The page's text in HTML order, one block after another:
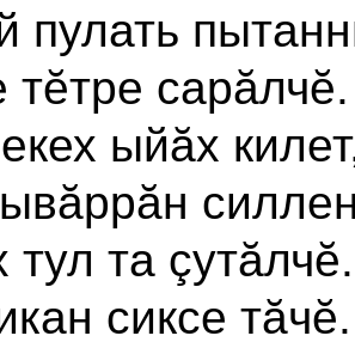
пулать
тĕтре сарăлчĕ.
ыйăх
тул та çутăлчĕ.
сиксе тăчĕ.